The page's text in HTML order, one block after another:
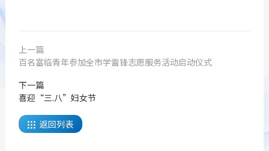
上一篇
百名富临青年参加全市学雷锋志愿服务活动启动仪式
下一篇
喜迎“三.八”妇女节
 返回列表